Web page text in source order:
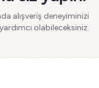
alışveriş deneyiminizi
olabileceksiniz.